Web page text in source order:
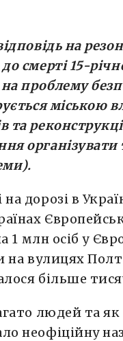
на
смерті 15-
на проблему
міською
та
організувати
дорозі в
1 млн осіб у
на вулицях
більше
людей та
неофіційну